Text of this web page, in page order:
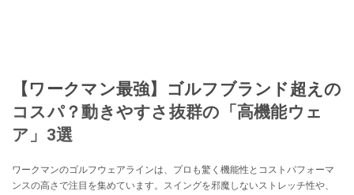
【ワークマン最強】ゴルフブランド超えの
コスパ？動きやすさ抜群の「高機能ウェ
ア」3選
ワークマンのゴルフウェアラインは、プロも驚く機能性とコストパフォーマ
ンスの高さで注目を集めています。スイングを邪魔しないストレッチ性や、